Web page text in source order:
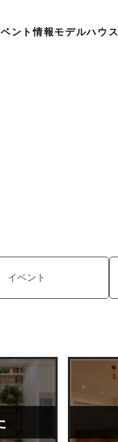
ント情報モデルハウス
イベント